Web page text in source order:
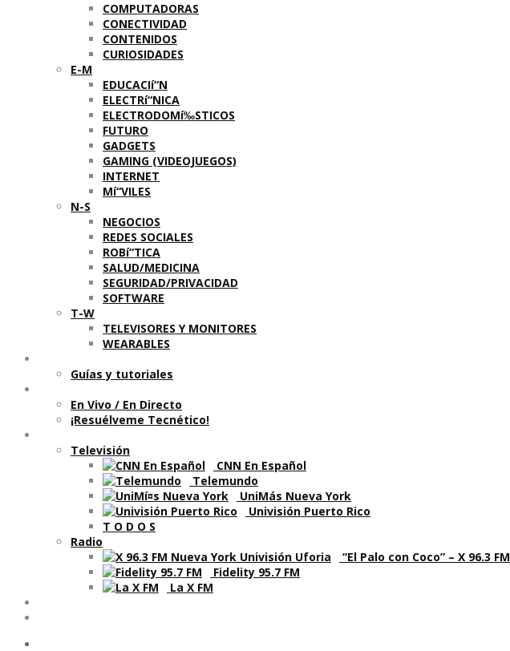
COMPUTADORAS
CONECTIVIDAD
CONTENIDOS
CURIOSIDADES
E-M
EDUCACIí“N
ELECTRí“NICA
ELECTRODOMí‰STICOS
FUTURO
GADGETS
GAMING (VIDEOJUEGOS)
INTERNET
Mí“VILES
N-S
NEGOCIOS
REDES SOCIALES
ROBí“TICA
SALUD/MEDICINA
SEGURIDAD/PRIVACIDAD
SOFTWARE
T-W
TELEVISORES Y MONITORES
WEARABLES
Guí­as y tutoriales
En Vivo / En Directo
¡Resuélveme Tecnético!
Televisión
CNN En Español
Telemundo
UniMás Nueva York
Univisión Puerto Rico
T O D O S
Radio
“El Palo con Coco” – X 96.3 FM
Fidelity 95.7 FM
La X FM